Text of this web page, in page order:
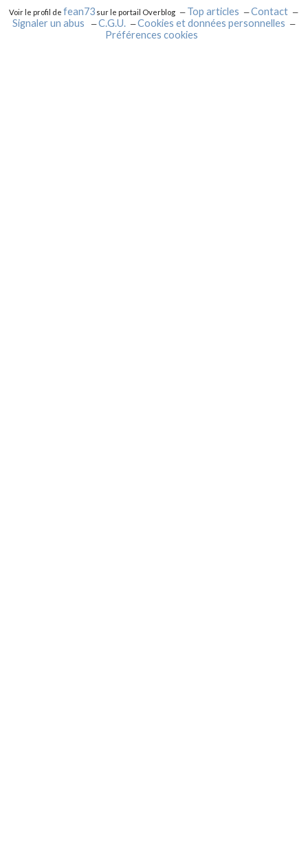
Voir le profil defean73 sur le portail Overblog Top articles
Contact
Signaler un abus
C.G.U.
Cookies et données personnelles
Préférences cookies